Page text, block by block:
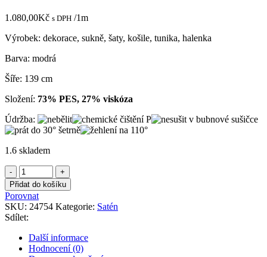
1.080,00Kč s DPH /1m
Výrobek: dekorace, sukně, šaty, košile, tunika, halenka
Barva: modrá
Šíře: 139 cm
Složení: 73% PES, 27% viskóza
Údržba:
1.6 skladem
Krepsatén
modrý
množství
Přidat do košíku
Porovnat
SKU: 24754 Kategorie: Satén
Sdílet:
Další informace
Hodnocení (0)